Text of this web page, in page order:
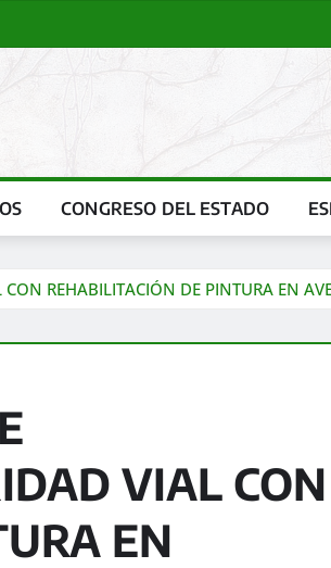
CONGRESO DEL ESTADO
REHABILITACIÓN DE PINTURA EN
VIAL CON
EN